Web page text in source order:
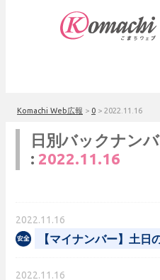
Komachi Web広報 > 0 > 2022.11.16
日別バックナン
: 2022.11.16
2022.11.16
【マイナンバー】土日
2022.11.16